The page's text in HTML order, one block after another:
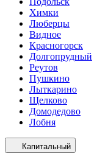
Химки
Люберцы
Видное
Красногорск
Долгопрудный
Реутов
Пушкино
Лыткарино
Щелково
Домодедово
Лобня
Капитальный